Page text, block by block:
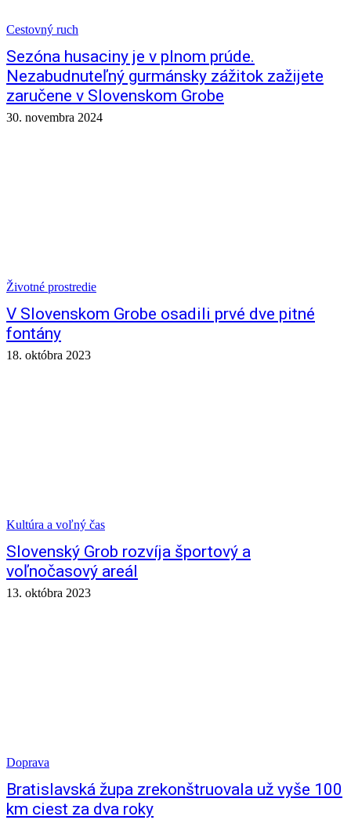
Cestovný ruch
Sezóna husaciny je v plnom prúde.
Nezabudnuteľný gurmánsky zážitok zažijete
zaručene v Slovenskom Grobe
30. novembra 2024
Životné prostredie
V Slovenskom Grobe osadili prvé dve pitné
fontány
18. októbra 2023
Kultúra a voľný čas
Slovenský Grob rozvíja športový a
voľnočasový areál
13. októbra 2023
Doprava
Bratislavská župa zrekonštruovala už vyše 100
km ciest za dva roky